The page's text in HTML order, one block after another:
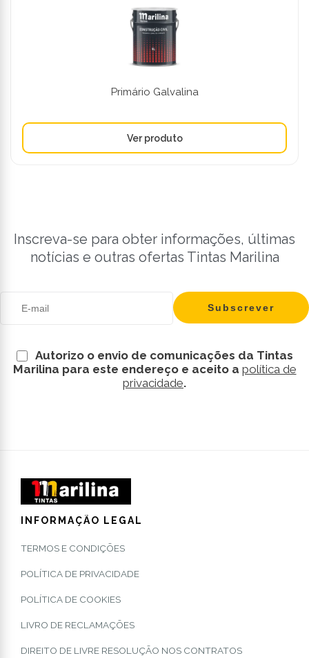
Primário Galvalina
Inscreva-se para obter informações, últimas
notícias e outras ofertas Tintas Marilina
Autorizo o envio de comunicações da Tintas
Marilina para este endereço e aceito a política de
privacidade.
INFORMAÇÃO LEGAL
TERMOS E CONDIÇÕES
POLÍTICA DE PRIVACIDADE
POLÍTICA DE COOKIES
LIVRO DE RECLAMAÇÕES
DIREITO DE LIVRE RESOLUÇÃO NOS CONTRATOS